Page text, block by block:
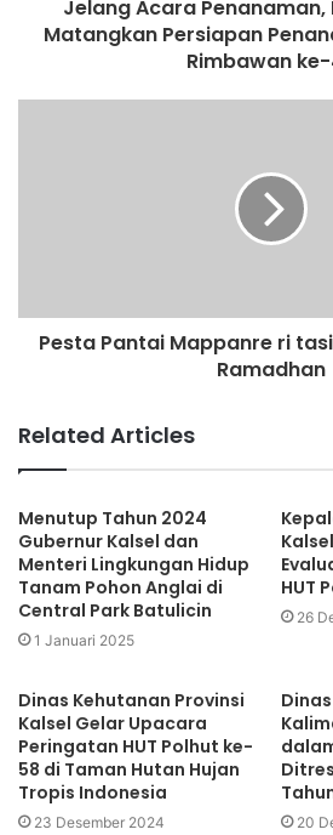
Jelang Acara Penanaman,
Matangkan Persiapan
Rimbawan
Pesta Pantai Mappanre ri
Ramadhan
Related Articles
Menutup Tahun 2024
Gubernur Kalsel dan
Menteri Lingkungan Hidup
Tanam Pohon Anglai di
Central Park Batulicin
1 Januari 2025
HUT
26
Dinas Kehutanan Provinsi
Kalsel Gelar Upacara
Peringatan HUT Polhut ke-
58 di Taman Hutan Hujan
Tropis Indonesia
23 Desember 2024 20